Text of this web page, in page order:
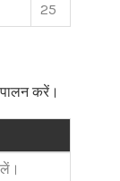
25
करें।